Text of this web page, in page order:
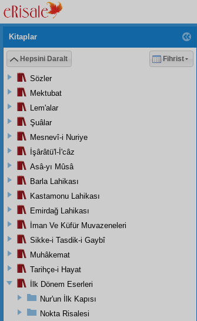
Kitaplar
Hepsini Daralt Fihrist
Sözler
Mektubat
Lem'alar
Şuâlar
Mesnevî-i Nuriye
İşârâtü'l-İ'câz
Asâ-yı Mûsâ
Barla Lahikası
Kastamonu Lahikası
Emirdağ Lahikası
İman Ve Küfür Muvazeneleri
Sikke-i Tasdik-i Gaybî
Muhâkemat
Tarihçe-i Hayat
İlk Dönem Eserleri
Nur'un İlk Kapısı
Nokta Risalesi